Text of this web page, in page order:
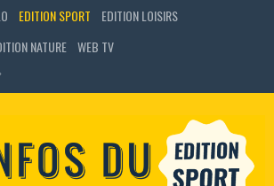
EDITION SPORT
EDITION LOISIRS
NATURE WEB TV